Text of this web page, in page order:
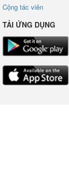
Cộng tác viên
TẢI ỨNG DỤNG